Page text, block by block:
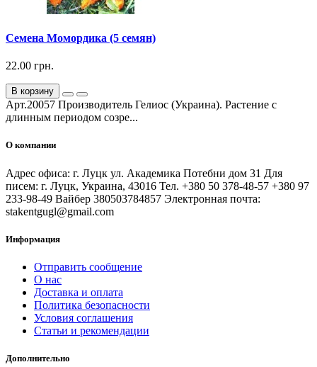
Семена Момордика (5 семян)
22.00 грн.
В корзину
Арт.20057 Производитель Гелиос (Украина). Растение с
длинным периодом созре...
О компании
Адрес офиса: г. Луцк ул. Академика Потебни дом 31 Для
писем: г. Луцк, Украина, 43016 Тел. +380 50 378-48-57 +380 97
233-98-49 Вайбер 380503784857 Электронная почта:
stakentgugl@gmail.com
Информация
Отправить сообщение
О нас
Доставка и оплата
Политика безопасности
Условия соглашения
Статьи и рекомендации
Дополнительно